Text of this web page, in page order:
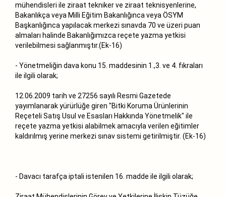
mühendisleri ile ziraat tekniker ve ziraat teknisyenlerine,
Bakanlıkça veya Milli Eğitim Bakanlığınca veya ÖSYM
Başkanlığınca yapılacak merkezi sınavda 70 ve üzeri puan
almaları halinde Bakanlığımızca reçete yazma yetkisi
verilebilmesi sağlanmıştır.(Ek-16)
- Yönetmeliğin dava konu 15. maddesinin 1.,3. ve 4. fıkraları
ile ilgili olarak;
12.06.2009 tarih ve 27256 sayılı Resmi Gazetede
yayımlanarak yürürlüğe giren "Bitki Koruma Ürünlerinin
Reçeteli Satış Usul ve Esasları Hakkında Yönetmelik" ile
reçete yazma yetkisi alabilmek amacıyla verilen eğitimler
kaldırılmış yerine merkezi sınav sistemi getirilmiştir. (Ek-16)
- Davacı tarafça iptali istenilen 16. madde ile ilgili olarak;